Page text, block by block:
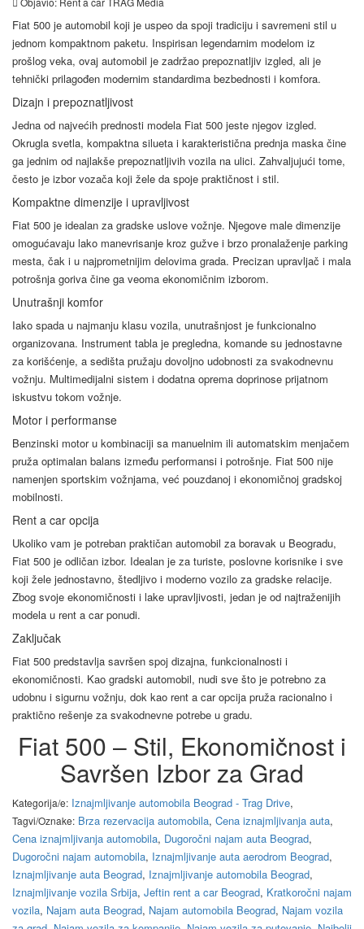
Fiat 500 je automobil koji je uspeo da spoji tradiciju i savremeni stil u
jednom kompaktnom paketu. Inspirisan legendarnim modelom iz
prošlog veka, ovaj automobil je zadržao prepoznatljiv izgled, ali je
tehnički prilagođen modernim standardima bezbednosti i komfora.
Dizajn i prepoznatljivost
Jedna od najvećih prednosti modela Fiat 500 jeste njegov izgled.
Okrugla svetla, kompaktna silueta i karakteristična prednja maska čine
ga jednim od najlakše prepoznatljivih vozila na ulici. Zahvaljujući tome,
često je izbor vozača koji žele da spoje praktičnost i stil.
Kompaktne dimenzije i upravljivost
Fiat 500 je idealan za gradske uslove vožnje. Njegove male dimenzije
omogućavaju lako manevrisanje kroz gužve i brzo pronalaženje parking
mesta, čak i u najprometnijim delovima grada. Precizan upravljač i mala
potrošnja goriva čine ga veoma ekonomičnim izborom.
Unutrašnji komfor
Iako spada u najmanju klasu vozila, unutrašnjost je funkcionalno
organizovana. Instrument tabla je pregledna, komande su jednostavne
za korišćenje, a sedišta pružaju dovoljno udobnosti za svakodnevnu
vožnju. Multimedijalni sistem i dodatna oprema doprinose prijatnom
iskustvu tokom vožnje.
Motor i performanse
Benzinski motor u kombinaciji sa manuelnim ili automatskim menjačem
pruža optimalan balans između performansi i potrošnje. Fiat 500 nije
namenjen sportskim vožnjama, već pouzdanoj i ekonomičnoj gradskoj
mobilnosti.
Rent a car opcija
Ukoliko vam je potreban praktičan automobil za boravak u Beogradu,
Fiat 500 je odličan izbor. Idealan je za turiste, poslovne korisnike i sve
koji žele jednostavno, štedljivo i moderno vozilo za gradske relacije.
Zbog svoje ekonomičnosti i lake upravljivosti, jedan je od najtraženijih
modela u rent a car ponudi.
Zaključak
Fiat 500 predstavlja savršen spoj dizajna, funkcionalnosti i
ekonomičnosti. Kao gradski automobil, nudi sve što je potrebno za
udobnu i sigurnu vožnju, dok kao rent a car opcija pruža racionalno i
praktično rešenje za svakodnevne potrebe u gradu.
Fiat 500 – Stil, Ekonomičnost i
Savršen Izbor za Grad
Kategorija/e: Iznajmljivanje automobila Beograd - Trag Drive,
Tagvi/Oznake: Brza rezervacija automobila, Cena iznajmljivanja auta,
Cena iznajmljivanja automobila, Dugoročni najam auta Beograd,
Dugoročni najam automobila, Iznajmljivanje auta aerodrom Beograd,
Iznajmljivanje auta Beograd, Iznajmljivanje automobila Beograd,
Iznajmljivanje vozila Srbija, Jeftin rent a car Beograd, Kratkoročni najam
vozila, Najam auta Beograd, Najam automobila Beograd, Najam vozila